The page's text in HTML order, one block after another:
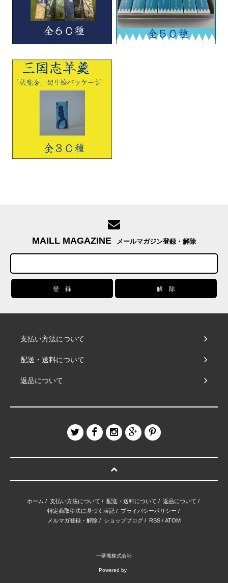
MAILL MAGAZINE メールマガジン登録・解除
支払い方法について
配送・送料について
返品について
ホーム / 支払い方法について / 配送・送料について / 返品について /
特定商取引法に基づく表記/ プライバシーポリシー /
メルマガ登録・解除 / ショップブログ / RSS / ATOM
一夢庵株式会社
Powered by